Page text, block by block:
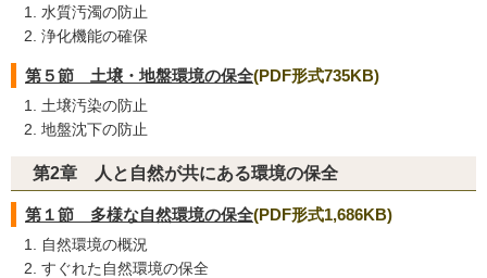
水質汚濁の防止
浄化機能の確保
第５節 土壌・地盤環境の保全(PDF形式735KB)
土壌汚染の防止
地盤沈下の防止
第2章 人と自然が共にある環境の保全
第１節 多様な自然環境の保全(PDF形式1,686KB)
自然環境の概況
すぐれた自然環境の保全